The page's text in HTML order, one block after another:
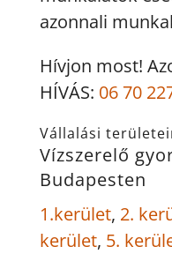
azonnali
Hívjon most!
HÍVÁS: 06 70
Vállalási
Vízszerelő
Budapesten
1.kerület, 2.
kerület, 5.